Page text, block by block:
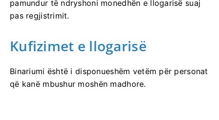
pamundur të ndryshoni monedhën e llogarisë suaj
pas regjistrimit.
Kufizimet e llogarisë
Binariumi është i disponueshëm vetëm për personat
që kanë mbushur moshën madhore.